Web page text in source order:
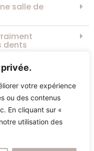
votre expérience
ou des contenus
En cliquant sur «
utilisation des
salle de
dents
détartrage?